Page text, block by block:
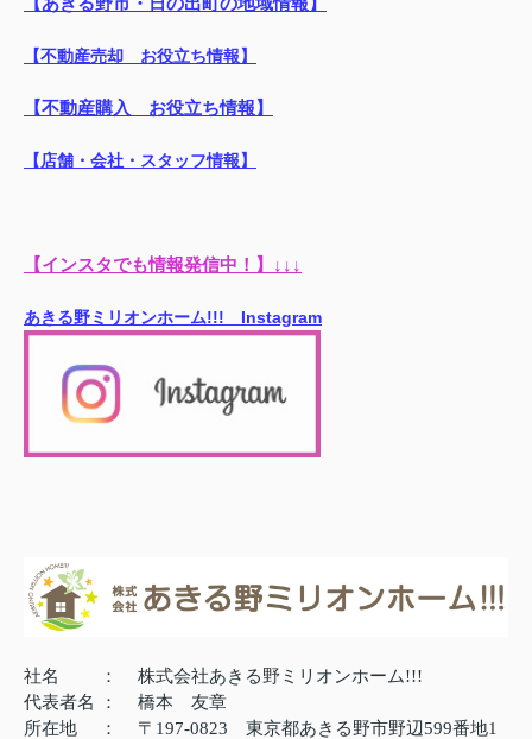
【不動産売却 お役立ち情報】
【不動産購入 お役立ち情報】
【店舗・会社・スタッフ情報】
【インスタでも情報発信中！】↓↓↓
あきる野ミリオンホーム!!! Instagram
社名 ：
株式会社あきる野ミリオンホーム!!!
代表者名
：
橋本 友章
所在地
：
〒197-0823 東京都あきる野市野辺599番地1